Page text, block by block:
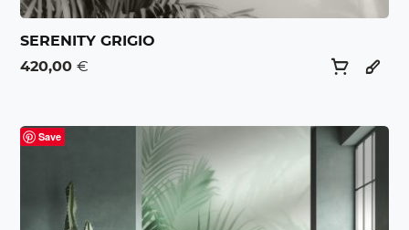
SERENITY GRIGIO
420,00€
Save